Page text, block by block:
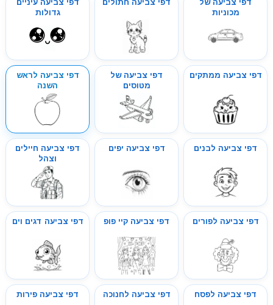
דפי צביעה של
מכוניות
דפי צביעה חתולים
דפי צביעה עיניים
גדולות
דפי צביעה ממתקים
דפי צביעה של
מטוסים
דפי צביעה לראש
השנה
דפי צביעה לבנים דפי צביעה יפים
דפי צביעה חיילים
וצהל
דפי צביעה לפורים דפי צביעה קיי פופ דפי צביעה דגים וים
דפי צביעה לפסח דפי צביעה לחנוכה דפי צביעה פירות